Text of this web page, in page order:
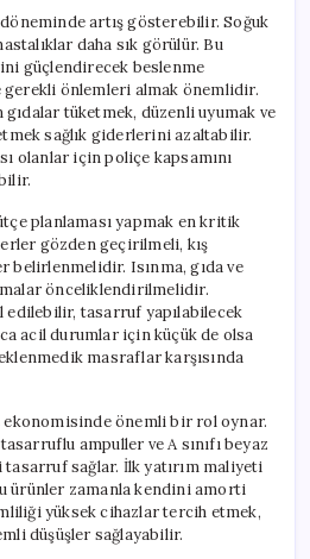
döneminde artış gösterebilir. Soğuk
daha sık görülür. Bu
güçlendirecek beslenme
önlemleri almak önemlidir.
tüketmek, düzenli uyumak ve
sağlık giderlerini azaltabilir.
olanlar için poliçe kapsamını
planlaması yapmak en kritik
gözden geçirilmeli, kış
belirlenmelidir. Isınma, gıda ve
önceliklendirilmelidir.
tasarruf yapılabilecek
acil durumlar için küçük de olsa
masraflar karşısında
ekonomisinde önemli bir rol oynar.
ampuller ve A sınıfı beyaz
sağlar. İlk yatırım maliyeti
ürünler zamanla kendini amorti
yüksek cihazlar tercih etmek,
düşüşler sağlayabilir.